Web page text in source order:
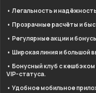
• Легальность и
• Прозрачные расчёты и
• Регулярные акции и
• Широкая линия и большой
• Бонусный клуб с
VIP-статуса.
• Удобное мобильное